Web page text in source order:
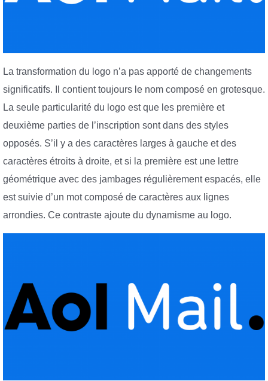
La transformation du logo n’a pas apporté de changements
significatifs. Il contient toujours le nom composé en grotesque.
La seule particularité du logo est que les première et
deuxième parties de l’inscription sont dans des styles
opposés. S’il y a des caractères larges à gauche et des
caractères étroits à droite, et si la première est une lettre
géométrique avec des jambages régulièrement espacés, elle
est suivie d’un mot composé de caractères aux lignes
arrondies. Ce contraste ajoute du dynamisme au logo.